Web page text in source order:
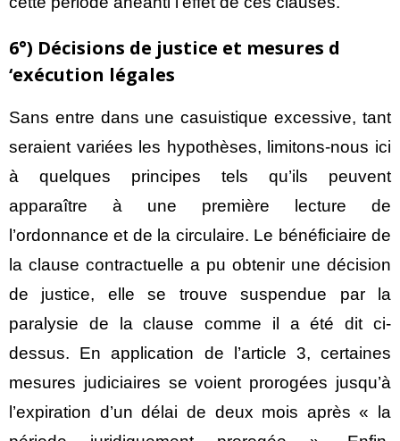
6°) Décisions de justice et mesures d
‘exécution légales
Sans entre dans une casuistique excessive, tant
seraient variées les hypothèses, limitons-nous ici
à quelques principes tels qu’ils peuvent
apparaître à une première lecture de
l’ordonnance et de la circulaire. Le bénéficiaire de
la clause contractuelle a pu obtenir une décision
de justice, elle se trouve suspendue par la
paralysie de la clause comme il a été dit ci-
dessus. En application de l’article 3, certaines
mesures judiciaires se voient prorogées jusqu’à
l’expiration d’un délai de deux mois après « la